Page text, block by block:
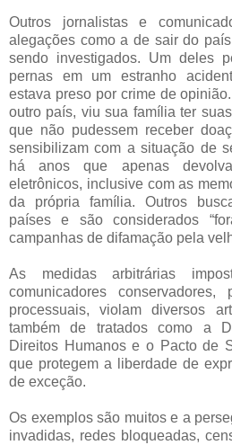
Outros jornalistas e
alegações como a de sair do
sendo investigados. Um deles
pernas em um estranho
estava preso por crime de
outro país, viu sua família ter
que não pudessem receber
sensibilizam com a situação de
há anos que apenas
eletrônicos, inclusive com as
da própria família. Outros
países e são considerados
campanhas de difamação pela
As medidas arbitrárias
comunicadores conservadores,
processuais, violam diversos
também de tratados como a
Direitos Humanos e o Pacto de
que protegem a liberdade de
de exceção.
Os exemplos são muitos e a
invadidas, redes bloqueadas,